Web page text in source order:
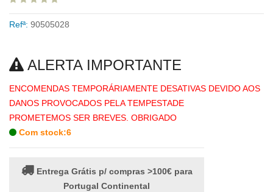
Refª: 90505028
ALERTA IMPORTANTE
ENCOMENDAS TEMPORÁRIAMENTE DESATIVAS DEVIDO AOS
DANOS PROVOCADOS PELA TEMPESTADE
PROMETEMOS SER BREVES. OBRIGADO
Com stock:6
Entrega Grátis p/ compras >100€ para
Portugal Continental